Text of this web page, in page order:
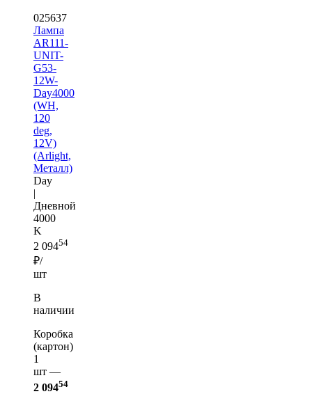
025637
Лампа
AR111-
UNIT-
G53-
12W-
Day4000
(WH,
120
deg,
12V)
(Arlight,
Металл)
Day
|
Дневной
4000
K
2 09454
₽/
шт
В
наличии
Коробка
(картон)
1
шт —
2 09454